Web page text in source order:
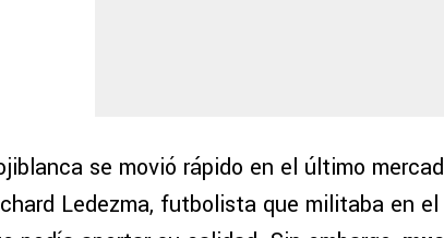
se movió rápido en el último
Ledezma, futbolista que militaba en el